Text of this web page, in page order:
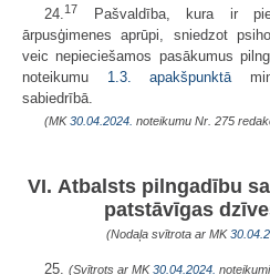
24. 17
Pašvaldība, kura ir
ārpusģimenes aprūpi, sniedzot
veic nepieciešamos pasākumus
noteikumu 1.3. apakšpunktā
sabiedrībā.
(MK30.04.2024. noteikumu Nr. 275
VI. Atbalsts pilngadību
patstāvīgas
(Nodaļa svītrota ar MK
25. (Svītrots ar MK30.04.2024.